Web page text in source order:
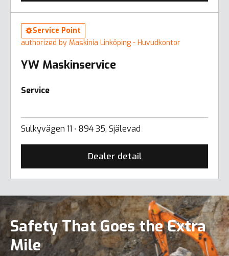
Service Point
authorized by Maskinia Linköping - Huvudkontor
YW Maskinservice
Service
Sulkyvägen 11 ∙ 894 35, Själevad
Dealer detail
Safety That Goes the Extra
Mile